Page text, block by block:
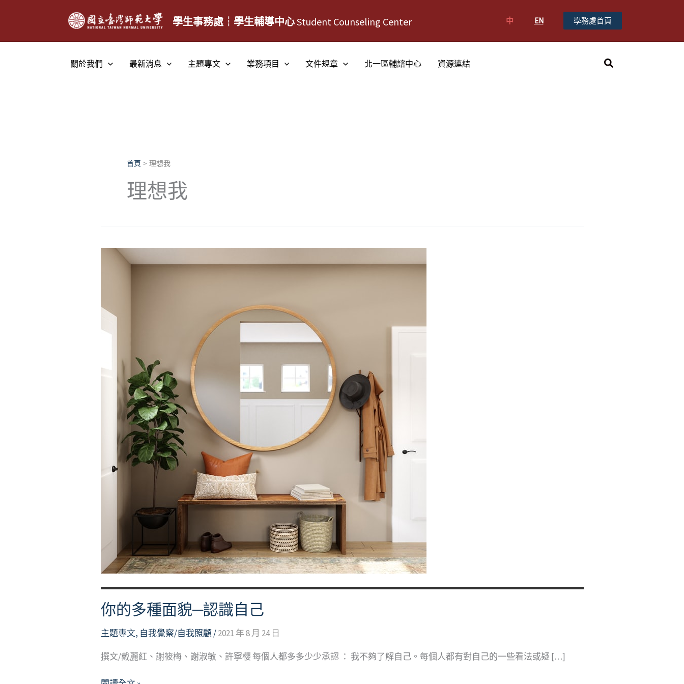
學生事務處┆學生輔導中心Student Counseling Center 中 EN 學務處首頁
關於我們 最新消息 主題專文 業務項目 文件規章 北一區輔諮中心 資源連結
搜
首頁 理想我
理想我
你的多種面貌─認識自己
主題專文, 自我覺察/自我照顧/2021 年 8 月 24 日
撰文/戴麗紅、謝筱梅、謝淑敏、許寧櫻 每個人都多多少少承認 ： 我不夠了解自己。每個人都有對自己的一些看法或疑 […]